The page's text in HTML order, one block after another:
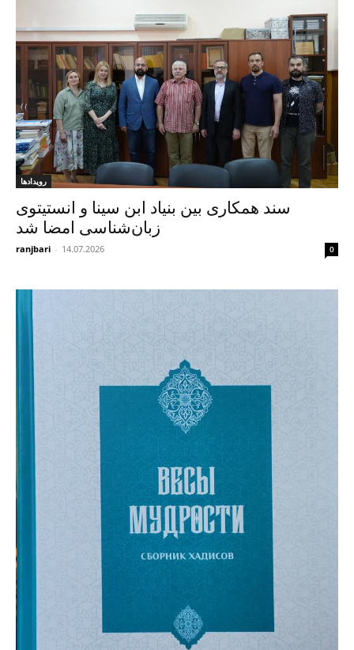
رویدادها
سند همکاری بین بنیاد ابن‌ سینا و انستیتوی
زبان‌شناسی امضا شد
ranjbari - 14.07.2026 0